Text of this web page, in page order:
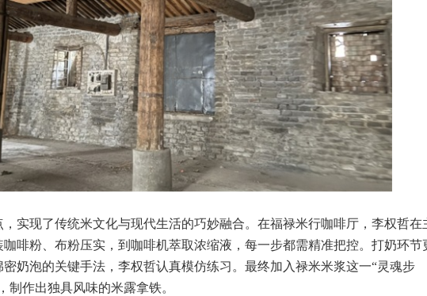
实现了传统米文化与现代生活的巧妙融合。 在福禄米行咖啡厅，李权哲在
啡粉、布粉压实，到 咖啡机萃取浓缩液，每一步都需精准把控。打奶环节
奶泡的关键手法，李权哲认真模仿练习。最终加入禄米米浆这一“灵魂步
制作出独具风味的米露拿铁。